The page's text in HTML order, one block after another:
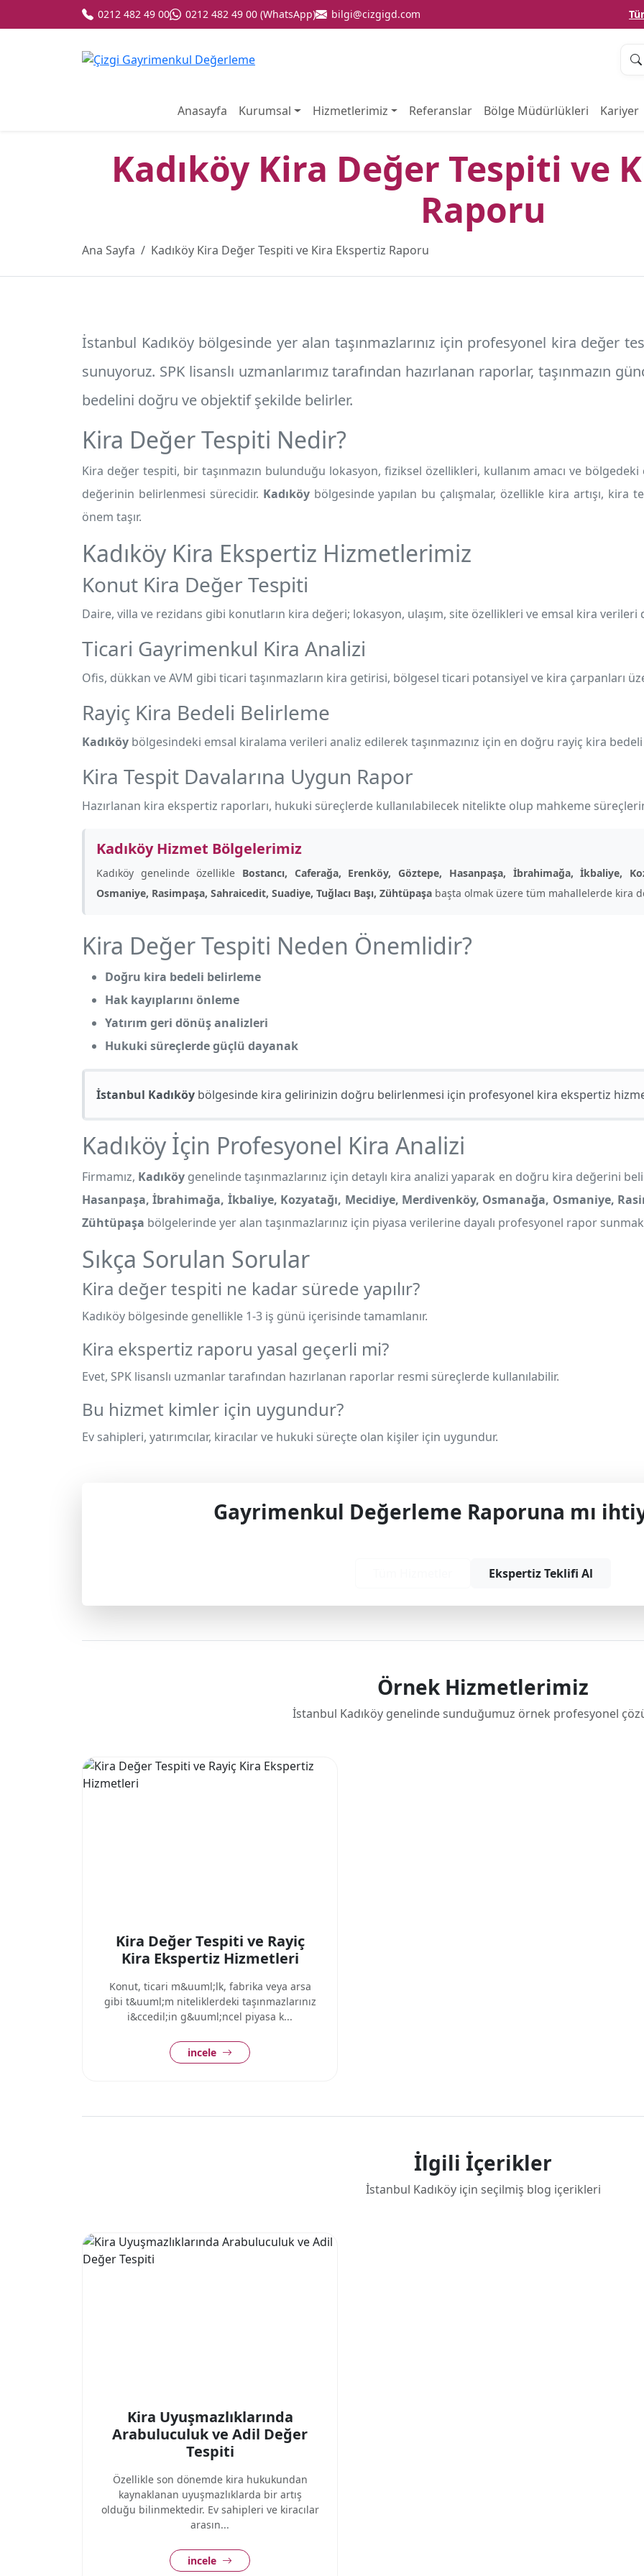
0212 482 49 00 0212 482 49 00 (WhatsApp) bilgi@cizgigd.com
Anasayfa Kurumsal Hizmetlerimiz Referanslar Bölge Müdürlükleri Kariyer
Kadıköy Kira Değer Tespiti ve
Raporu
Ana Sayfa Kadıköy Kira Değer Tespiti ve Kira Ekspertiz Raporu
İstanbul Kadıköybölgesinde yer alan taşınmazlarınız için profesyonel kira değer
sunuyoruz. SPK lisanslı uzmanlarımız tarafından hazırlanan raporlar, taşınmazın
bedelini doğru ve objektif şekilde belirler.
Kira Değer Tespiti Nedir?
Kira değer tespiti, bir taşınmazın bulunduğu lokasyon, fiziksel özellikleri, kullanım amacı ve
değerinin belirlenmesi sürecidir. Kadıköybölgesinde yapılan bu çalışmalar, özellikle kira artışı, kira
önem taşır.
Kadıköy Kira Ekspertiz Hizmetlerimiz
Konut Kira Değer Tespiti
Daire, villa ve rezidans gibi konutların kira değeri; lokasyon, ulaşım, site özellikleri ve emsal kira verileri
Ticari Gayrimenkul Kira Analizi
Ofis, dükkan ve AVM gibi ticari taşınmazların kira getirisi, bölgesel ticari potansiyel ve kira çarpanları
Rayiç Kira Bedeli Belirleme
Kadıköy bölgesindeki emsal kiralama verileri analiz edilerek taşınmazınız için en doğru rayiç kira
Kira Tespit Davalarına Uygun Rapor
Hazırlanan kira ekspertiz raporları, hukuki süreçlerde kullanılabilecek nitelikte olup mahkeme
Kadıköy Hizmet Bölgelerimiz
Kadıköy genelinde özellikle Bostancı, Caferağa, Erenköy, Göztepe, Hasanpaşa, İbrahimağa, İkbaliye,
Osmaniye, Rasimpaşa, Sahraicedit, Suadiye, Tuğlacı Başı, Zühtüpaşa başta olmak üzere tüm mahallelerde kira
Kira Değer Tespiti Neden Önemlidir?
Doğru kira bedeli belirleme
Hak kayıplarını önleme
Yatırım geri dönüş analizleri
Hukuki süreçlerde güçlü dayanak
İstanbul Kadıköy bölgesinde kira gelirinizin doğru belirlenmesi için profesyonel kira ekspertiz
Kadıköy İçin Profesyonel Kira Analizi
Firmamız, Kadıköy genelinde taşınmazlarınız için detaylı kira analizi yaparak en doğru kira değerini
Hasanpaşa, İbrahimağa, İkbaliye, Kozyatağı, Mecidiye, Merdivenköy, Osmanağa, Osmaniye,
Zühtüpaşa bölgelerinde yer alan taşınmazlarınız için piyasa verilerine dayalı profesyonel rapor
Sıkça Sorulan Sorular
Kira değer tespiti ne kadar sürede yapılır?
Kadıköy bölgesinde genellikle 1-3 iş günü içerisinde tamamlanır.
Kira ekspertiz raporu yasal geçerli mi?
Evet, SPK lisanslı uzmanlar tarafından hazırlanan raporlar resmi süreçlerde kullanılabilir.
Bu hizmet kimler için uygundur?
Ev sahipleri, yatırımcılar, kiracılar ve hukuki süreçte olan kişiler için uygundur.
Gayrimenkul Değerleme Raporuna mı
Ekspertiz Teklifi Al
Örnek Hizmetlerimiz
İstanbul Kadıköy genelinde sunduğumuz örnek profesyonel
Kira Değer Tespiti ve Rayiç
Kira Ekspertiz Hizmetleri
Konut, ticari m&uuml;lk, fabrika veya arsa
gibi t&uuml;m niteliklerdeki taşınmazlarınız
i&ccedil;in g&uuml;ncel piyasa k...
incele
İlgili İçerikler
İstanbul Kadıköy için seçilmiş blog içerikleri
Kira Uyuşmazlıklarında
Arabuluculuk ve Adil Değer
Tespiti
Özellikle son dönemde kira hukukundan
kaynaklanan uyuşmazlıklarda bir artış
olduğu bilinmektedir. Ev sahipleri ve kiracılar
arasın...
incele